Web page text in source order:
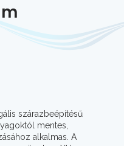
szárazbeépítésű
mentes,
alkalmas. A